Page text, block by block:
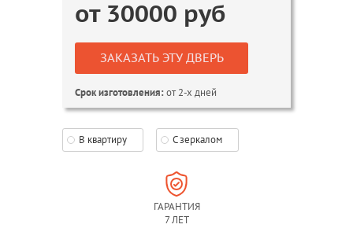
от 30000 руб
ЗАКАЗАТЬ ЭТУ ДВЕРЬ
Срок изготовления:от 2-х дней
В квартиру С зеркалом
ГАРАНТИЯ
7 ЛЕТ